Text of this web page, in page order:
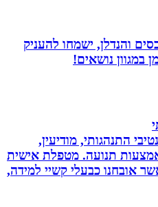
ישמחו להעניק
נושאים!
מודיעין,
תנועה. מטפלת אישית
כבעלי קשיי למידה,